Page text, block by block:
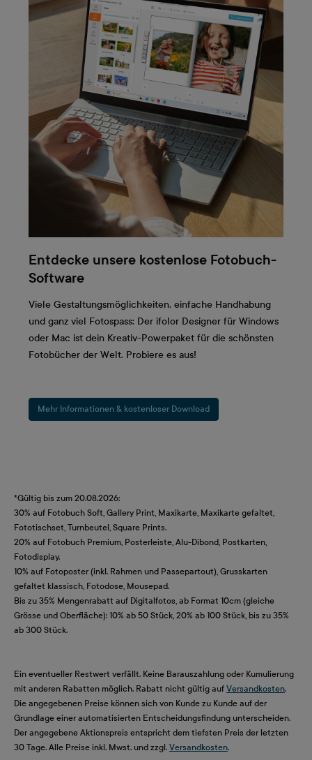
Entdecke unsere kostenlose Fotobuch-
Software
Viele Gestaltungsmöglichkeiten, einfache Handhabung
und ganz viel Fotospass: Der ifolor Designer für Windows
oder Mac ist dein Kreativ-Powerpaket für die schönsten
Fotobücher der Welt. Probiere es aus!
Mehr Informationen & kostenloser Download
*Gültig bis zum 20.08.2026:
30% auf Fotobuch Soft, Gallery Print, Maxikarte, Maxikarte gefaltet,
Fototischset, Turnbeutel, Square Prints.
20% auf Fotobuch Premium, Posterleiste, Alu-Dibond, Postkarten,
Fotodisplay.
10% auf Fotoposter (inkl. Rahmen und Passepartout), Grusskarten
gefaltet klassisch, Fotodose, Mousepad.
Bis zu 35% Mengenrabatt auf Digitalfotos, ab Format 10cm (gleiche
Grösse und Oberfläche): 10% ab 50 Stück, 20% ab 100 Stück, bis zu 35%
ab 300 Stück.
Ein eventueller Restwert verfällt. Keine Barauszahlung oder Kumulierung
mit anderen Rabatten möglich. Rabatt nicht gültig auf Versandkosten.
Die angegebenen Preise können sich von Kunde zu Kunde auf der
Grundlage einer automatisierten Entscheidungsfindung unterscheiden.
Der angegebene Aktionspreis entspricht dem tiefsten Preis der letzten
30 Tage. Alle Preise inkl. Mwst. und zzgl. Versandkosten.